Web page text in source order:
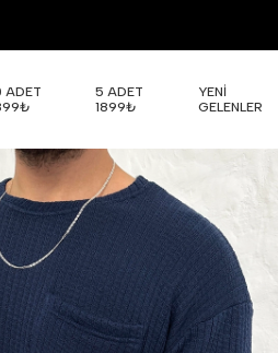
ADET
5 ADET
1899₺
YENİ
GELENLER